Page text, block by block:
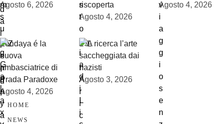
Agosto 6, 2026
riscoperta
Agosto 4, 2026
Agosto 4, 2026
Zendaya é la
nuova
ambasciatrice di
Prada Paradoxe
Agosto 4, 2026
L’IA ricerca l’arte
saccheggiata dai
nazisti
Agosto 3, 2026
HOME
NEWS